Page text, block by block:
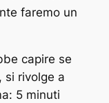
faremo un
capire se
si rivolge a
5 minuti